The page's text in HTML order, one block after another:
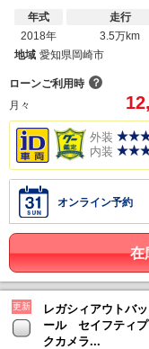
年式
2018年
走行
3.5万km
地域 愛知県岡崎市
ローンご利用時 ？
月々
外装
内装
オンライン予約
在
更新
レガシィアウト
ール セイフティ
クカメラ...